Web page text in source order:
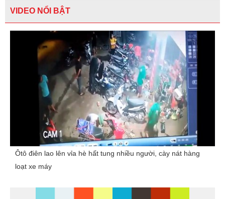
VIDEO NỔI BẬT
Ôtô điên lao lên vỉa hè hất tung nhiều người, cày nát hàng
loạt xe máy